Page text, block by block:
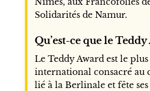
Solidarités de Namur.
Qu’est-ce que le Teddy
Le Teddy Award est le
international consacré au
lié à la Berlinale et fête